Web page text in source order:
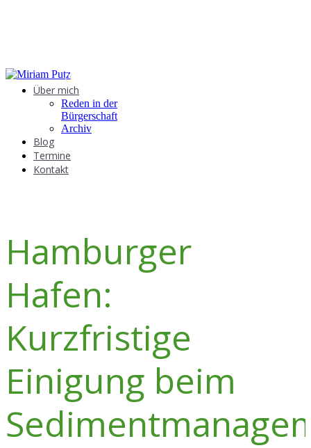
GRÜNE IDEEN IN DER BÜRGERSCHAFT
Über mich
Reden in der
Bürgerschaft
Archiv
Blog
Termine
Kontakt
Hamburger
Hafen:
Kurzfristige
Einigung beim